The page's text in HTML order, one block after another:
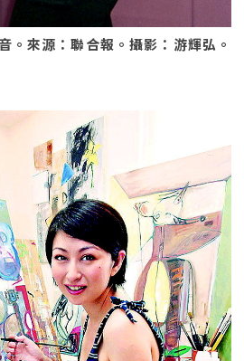
。來源：聯合報。攝影：游輝弘。